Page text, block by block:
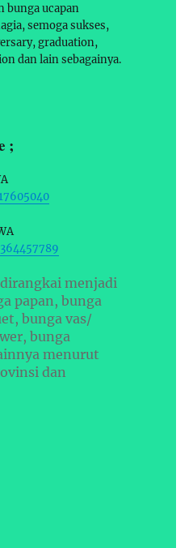
bunga ucapan
semoga sukses,
graduation,
dan lain sebagainya.
;
menjadi
papan, bunga
bunga vas/
bunga
menurut
dan